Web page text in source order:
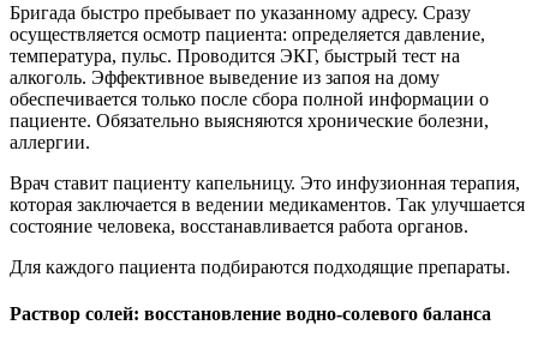
Бригада быстро пребывает по указанному адресу. Сразу
осуществляется осмотр пациента: определяется давление,
температура, пульс. Проводится ЭКГ, быстрый тест на
алкоголь. Эффективное выведение из запоя на дому
обеспечивается только после сбора полной информации о
пациенте. Обязательно выясняются хронические болезни,
аллергии.
Врач ставит пациенту капельницу. Это инфузионная терапия,
которая заключается в ведении медикаментов. Так улучшается
состояние человека, восстанавливается работа органов.
Для каждого пациента подбираются подходящие препараты.
Раствор солей: восстановление водно-солевого баланса